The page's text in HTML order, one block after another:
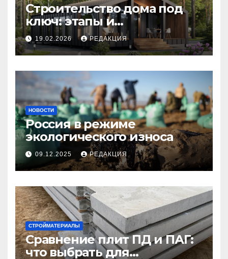
Строительство дома под
ключ: этапы и
планирование бюджета
19.02.2026 РЕДАКЦИЯ
НОВОСТИ
Россия в режиме
экологического износа
09.12.2025 РЕДАКЦИЯ
СТРОЙМАТЕРИАЛЫ
Сравнение плит ПД и ПАГ:
что выбрать для